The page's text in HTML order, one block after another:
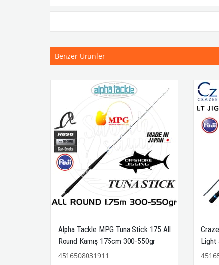
Benzer Ürünler
Alpha Tackle MPG Tuna Stick 175 All
Round Kamış 175cm 300-550gr
4516508031911
Light
160gr